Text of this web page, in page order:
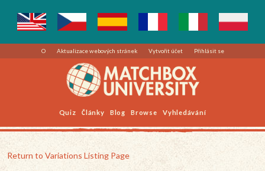
O Aktualizace webových stránek Vytvořit účet Přihlásit se
Quiz Články Blog Browse Vyhledávání
Return to Variations Listing Page